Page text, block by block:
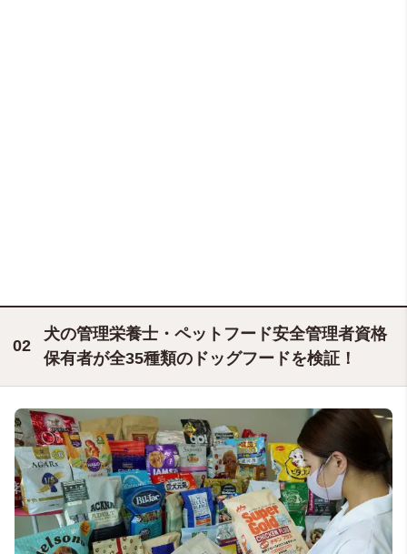
犬の管理栄養士・ペットフード安全管理者資格
保有者が全35種類のドッグフードを検証！